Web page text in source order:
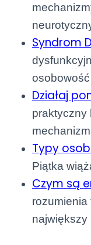
Syndrom
osobowość
Działaj
praktyczny
Typy
Piątka
Czym są
rozumienia
największy